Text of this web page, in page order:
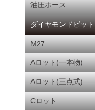
油圧ホース
ダイヤモンドビット
M27
Aロット(一本物)
Aロット(三点式)
Cロット